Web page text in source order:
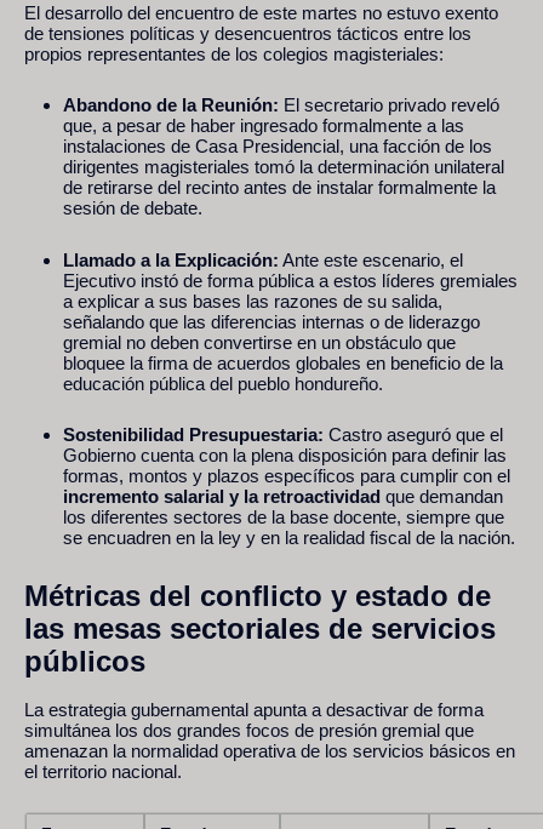
El desarrollo del encuentro de este martes no estuvo exento
de tensiones políticas y desencuentros tácticos entre los
propios representantes de los colegios magisteriales:
Abandono de la Reunión: El secretario privado reveló
que, a pesar de haber ingresado formalmente a las
instalaciones de Casa Presidencial, una facción de los
dirigentes magisteriales tomó la determinación unilateral
de retirarse del recinto antes de instalar formalmente la
sesión de debate.
Llamado a la Explicación: Ante este escenario, el
Ejecutivo instó de forma pública a estos líderes gremiales
a explicar a sus bases las razones de su salida,
señalando que las diferencias internas o de liderazgo
gremial no deben convertirse en un obstáculo que
bloquee la firma de acuerdos globales en beneficio de la
educación pública del pueblo hondureño.
Sostenibilidad Presupuestaria: Castro aseguró que el
Gobierno cuenta con la plena disposición para definir las
formas, montos y plazos específicos para cumplir con el
incremento salarial y la retroactividad que demandan
los diferentes sectores de la base docente, siempre que
se encuadren en la ley y en la realidad fiscal de la nación.
Métricas del conflicto y estado de
las mesas sectoriales de servicios
públicos
La estrategia gubernamental apunta a desactivar de forma
simultánea los dos grandes focos de presión gremial que
amenazan la normalidad operativa de los servicios básicos en
el territorio nacional.